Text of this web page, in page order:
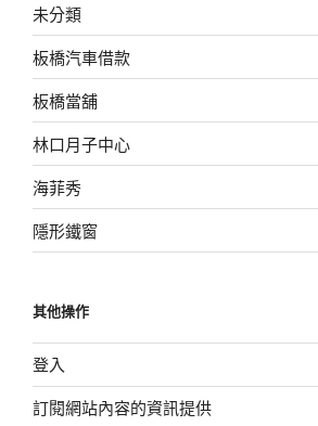
未分類
板橋汽車借款
板橋當舖
林口月子中心
海菲秀
隱形鐵窗
其他操作
登入
訂閱網站內容的資訊提供